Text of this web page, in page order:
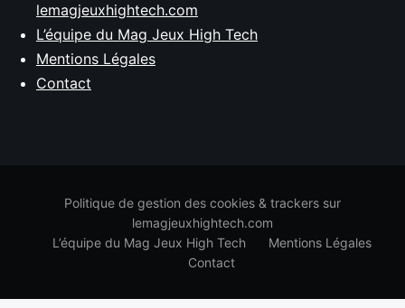
lemagjeuxhightech.com
L’équipe du Mag Jeux High Tech
Mentions Légales
Contact
Politique de gestion des cookies & trackers sur
lemagjeuxhightech.com
L’équipe du Mag Jeux High Tech
Mentions Légales
Contact